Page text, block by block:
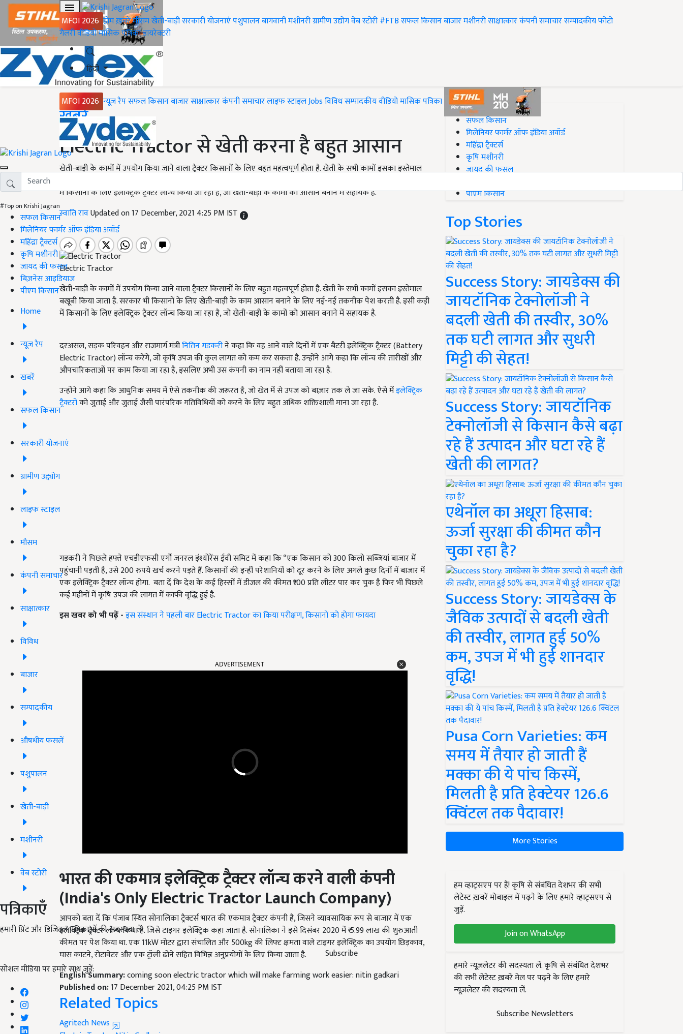
MFOI 2026 होमख़बरेंमौसमखेती-बाड़ीसरकारी योजनाएंपशुपालनबागवानीमशीनरीग्रामीण उद्योगवेब स्टोरी#FTBसफल किसानबाजारमशीनरीसाक्षात्कारकंपनी समाचारसम्पादकीयफोटो
गैलरीवीडियोमासिक पत्रिकाडायरेक्टरी
हिंदी
MFOI 2026 न्यूज़ रैपसफल किसानबाजारसाक्षात्कारकंपनी समाचारलाइफ स्टाइलJobsविविधसम्पादकीयवीडियोमासिक पत्रिका
#Top on Krishi Jagran
सफल किसान
मिलेनियर फार्मर ऑफ इंडिया अवॉर्ड
महिंद्रा ट्रैक्टर्स
कृषि मशीनरी
जायद की फसल
बिज़नेस आइडियाज
पीएम किसान
Home
न्यूज़ रैप
खबरें
सफल किसान
सरकारी योजनाएं
ग्रामीण उद्द्योग
लाइफ स्टाइल
मौसम
कंपनी समाचार
साक्षात्कार
विविध
बाजार
सम्पादकीय
औषधीय फसलें
पशुपालन
खेती-बाड़ी
मशीनरी
वेब स्टोरी
पत्रिकाएँ
हमारी प्रिंट और डिजिटल पत्रिकाओं की सदस्यता लें
Subscribe
सोशल मीडिया पर हमारे साथ जुड़ें:
Home
ख़बरें
Electric Tractor से खेती करना है बहुत आसान
खेती-बाड़ी के कामों में उपयोग किया जाने वाला ट्रैक्टर किसानों के लिए बहुत महत्वपूर्ण होता है. खेती के सभी कामों इसका इस्तेमाल
में किसानों के लिए इलेक्ट्रिक ट्रैक्टर लॉन्च किया जा रहा है, जो खेती-बाड़ी के कामों को आसान बनाने में सहायक है.
स्वाति रावUpdated on 17 December, 2021 4:25 PM IST
Electric Tractor
खेती-बाड़ी के कामों में उपयोग किया जाने वाला ट्रैक्टर किसानों के लिए बहुत महत्वपूर्ण होता है. खेती के सभी कामों इसका इस्तेमाल
बखूबी किया जाता है. सरकार भी किसानों के लिए खेती-बाड़ी के काम आसान बनाने के लिए नई-नई तकनीक पेश करती है. इसी कड़ी
में किसानों के लिए इलेक्ट्रिक ट्रैक्टर लॉन्च किया जा रहा है, जो खेती-बाड़ी के कामों को आसान बनाने में सहायक है.
दरअसल, सड़क परिवहन और राजमार्ग मंत्रीनितिन गडकरीने कहा कि वह आने वाले दिनों में एक बैटरी इलेक्ट्रिक ट्रैक्टर (Battery
Electric Tractor) लॉन्च करेंगे, जो कृषि उपज की कुल लागत को कम कर सकता है. उन्होंने आगे कहा कि लॉन्च की तारीखों और
औपचारिकताओं पर काम किया जा रहा है, इसलिए अभी उस कंपनी का नाम नहीं बताया जा रहा है.
उन्होंने आगे कहा कि आधुनिक समय में ऐसे तकनीक की जरूरत है, जो खेत में से उपज को बाज़ार तक ले जा सके. ऐसे मेंइलेक्ट्रिक
ट्रैक्टरोंको जुताई और जुताई जैसी पारंपरिक गतिविधियों को करने के लिए बहुत अधिक शक्तिशाली माना जा रहा है.
गडकरी ने पिछले हफ्ते एचडीएफसी एर्गो जनरल इंश्योरेंस ईवी समिट में कहा कि “एक किसान को 300 किलो सब्जियां बाजार में
पहुंचानी पड़ती हैं, उसे 200 रुपये खर्च करने पड़ते हैं. किसानों की इन्हीं परेशानियों को दूर करने के लिए अगले कुछ दिनों में बाजार में
एक इलेक्ट्रिक ट्रैक्टर लॉन्च होगा. बता दें कि देश के कई हिस्सों में डीजल की कीमत ₹100 प्रति लीटर पार कर चुक है फिर भी पिछले
कई महीनों में कृषि उपज की लागत में काफी वृद्धि हुई है.
इस खबर को भी पढ़ें -इस संस्थान ने पहली बार Electric Tractor का किया परीक्षण, किसानों को होगा फायदा
भारत की एकमात्र इलेक्ट्रिक ट्रैक्टर लॉन्च करने वाली कंपनी
(India's Only Electric Tractor Launch Company)
आपको बता दें कि पंजाब स्थित सोनालिका ट्रैक्टर्स भारत की एकमात्र ट्रैक्टर कंपनी है, जिसने व्यावसायिक रूप से बाजार में एक
इलेक्ट्रिक ट्रैक्टर लॉन्च किया है. जिसे टाइगर इलेक्ट्रिक कहा जाता है. सोनालिका ने इसे दिसंबर 2020 में ₹ 5.99 लाख की शुरुआती
कीमत पर पेश किया था. एक 11kW मोटर द्वारा संचालित और 500kg की लिफ्ट क्षमता वाले टाइगर इलेक्ट्रिक का उपयोग छिड़काव,
घास काटने, रोटावेटर और एक ट्रॉली ढोने सहित विभिन्न अनुप्रयोगों के लिए किया जाता है.
English Summary:
coming soon electric tractor which will make farming work easier: nitin gadkari
Published on:17 December 2021, 04:25 PM IST
Related Topics
Agritech News
Electric TractorNitin Gadkari
#Top on Krishi Jagran
सफल किसान
मिलेनियर फार्मर ऑफ इंडिया अवॉर्ड
महिंद्रा ट्रैक्टर्स
कृषि मशीनरी
जायद की फसल
पीएम किसान
Top Stories
Success Story: जायडेक्स की
जायटॉनिक टेक्नोलॉजी ने
बदली खेती की तस्वीर, 30%
तक घटी लागत और सुधरी
मिट्टी की सेहत!
Success Story: जायटॉनिक
टेक्नोलॉजी से किसान कैसे बढ़ा
रहे हैं उत्पादन और घटा रहे हैं
खेती की लागत?
एथेनॉल का अधूरा हिसाब:
ऊर्जा सुरक्षा की कीमत कौन
चुका रहा है?
Success Story: जायडेक्स के
जैविक उत्पादों से बदली खेती
की तस्वीर, लागत हुई 50%
कम, उपज में भी हुई शानदार
वृद्धि!
Pusa Corn Varieties: कम
समय में तैयार हो जाती हैं
मक्का की ये पांच किस्में,
मिलती है प्रति हेक्टेयर 126.6
क्विंटल तक पैदावार!
More Stories
हम व्हाट्सएप पर हैं! कृषि से संबंधित देशभर की सभी
लेटेस्ट ख़बरें मोबाइल में पढ़ने के लिए हमारे व्हाट्सएप से
जुड़ें.
Join on WhatsApp
हमारे न्यूज़लेटर की सदस्यता लें. कृषि से संबंधित देशभर
की सभी लेटेस्ट ख़बरें मेल पर पढ़ने के लिए हमारे
न्यूज़लेटर की सदस्यता लें.
Subscribe Newsletters